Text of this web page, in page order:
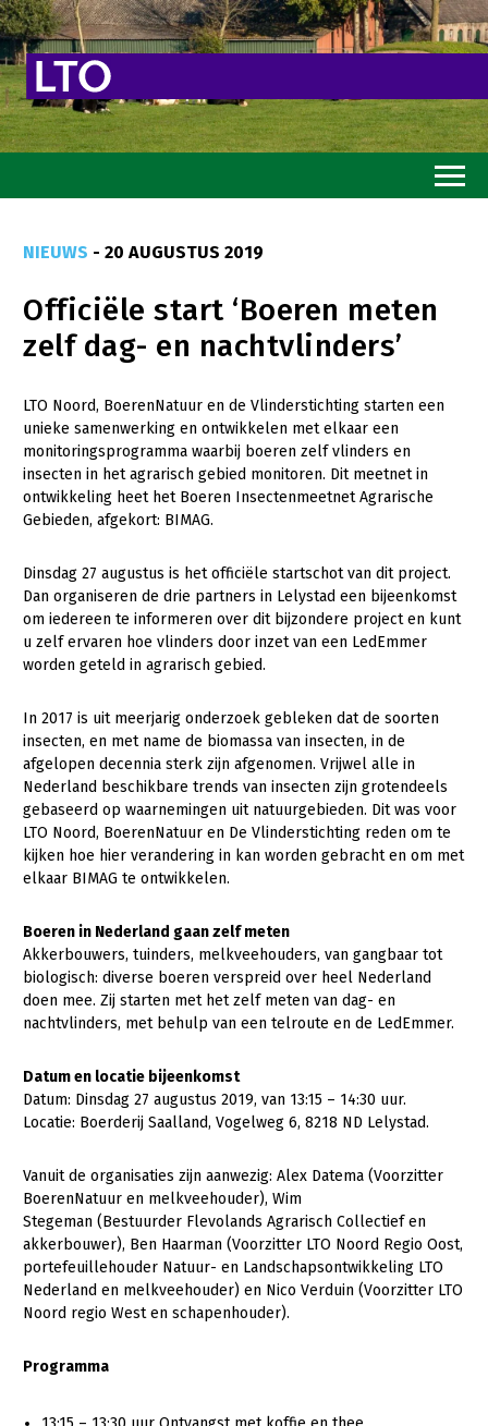
Goed eten
Mooi groen
Sterk ondernemerschap
Transitiepaden
Thema’s
Gezonde planten
Gezonde dieren
Natuur, klimaat en energie
Bodem en water
Mens, ondernemerschap en onderwijs
Internationaal
Sectoren
Dier
Geitenhouderij
Kalverhouderij
Konijnenhouderij
Paardenhouderij
Pluimveehouderij
Schapenhouderij
Varkenshouderij
Vleesveehouderij
Akkerbouw
Biologische Landbouw
Bollenteelt
Fruitteelt
Glastuinbouw
Paddenstoelen
Vollegrondsgroente
Multifunctionele landbouw
Multifunctioneel
Vrouw en Bedrijf
Onderwerpen
Nieuws
Nieuwsabonnement
Webinars
LTO Nederland
Mensen
Bestuur en Directie
Medewerkers
Jaarverslag 2023
Vacatures
NIEUWS - 20 AUGUSTUS 2019
Officiële start ‘Boeren meten
zelf dag- en nachtvlinders’
LTO Noord, BoerenNatuur en de Vlinderstichting starten een
unieke samenwerking en ontwikkelen met elkaar een
monitoringsprogramma waarbij boeren zelf vlinders en
insecten in het agrarisch gebied monitoren. Dit meetnet in
ontwikkeling heet het Boeren Insectenmeetnet Agrarische
Gebieden, afgekort: BIMAG.
Dinsdag 27 augustus is het officiële startschot van dit project.
Dan organiseren de drie partners in Lelystad een bijeenkomst
om iedereen te informeren over dit bijzondere project en kunt
u zelf ervaren hoe vlinders door inzet van een LedEmmer
worden geteld in agrarisch gebied.
In 2017 is uit meerjarig onderzoek gebleken dat de soorten
insecten, en met name de biomassa van insecten, in de
afgelopen decennia sterk zijn afgenomen. Vrijwel alle in
Nederland beschikbare trends van insecten zijn grotendeels
gebaseerd op waarnemingen uit natuurgebieden. Dit was voor
LTO Noord, BoerenNatuur en De Vlinderstichting reden om te
kijken hoe hier verandering in kan worden gebracht en om met
elkaar BIMAG te ontwikkelen.
Boeren in Nederland gaan zelf meten
Akkerbouwers, tuinders, melkveehouders, van gangbaar tot
biologisch: diverse boeren verspreid over heel Nederland
doen mee. Zij starten met het zelf meten van dag- en
nachtvlinders, met behulp van een telroute en de LedEmmer.
Datum en locatie bijeenkomst
Datum: Dinsdag 27 augustus 2019, van 13:15 – 14:30 uur.
Locatie: Boerderij Saalland, Vogelweg 6, 8218 ND Lelystad.
Vanuit de organisaties zijn aanwezig: Alex Datema (Voorzitter
BoerenNatuur en melkveehouder), Wim
Stegeman (Bestuurder Flevolands Agrarisch Collectief en
akkerbouwer), Ben Haarman (Voorzitter LTO Noord Regio Oost,
portefeuillehouder Natuur- en Landschapsontwikkeling LTO
Nederland en melkveehouder) en Nico Verduin (Voorzitter LTO
Noord regio West en schapenhouder).
Programma